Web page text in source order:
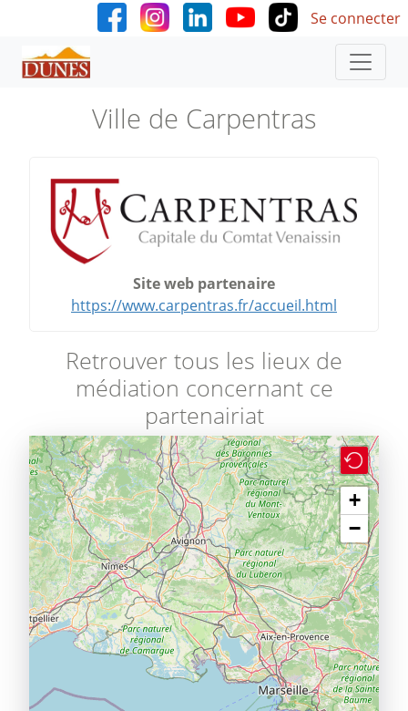
Aller au contenu principal User
Se connecter
Ville de Carpentras
Site web partenaire
https://www.carpentras.fr/accueil.html
Retrouver tous les lieux de
médiation concernant ce
partenairiat
+
−